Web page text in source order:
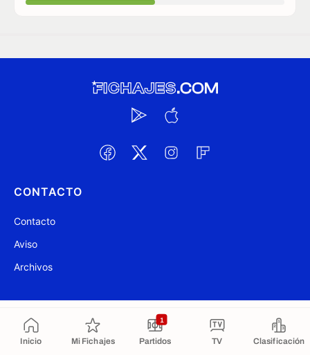
Inicio Mi Fichajes Partidos
1
TV Clasificación
CONTACTO
Contacto
Aviso
Archivos
Copiado al portapapeles